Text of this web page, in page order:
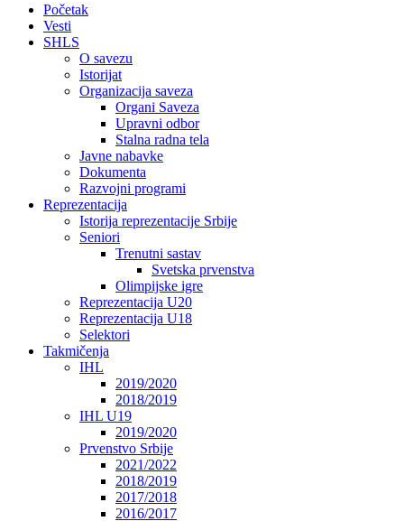
Početak
Vesti
SHLS
O savezu
Istorijat
Organizacija saveza
Organi Saveza
Upravni odbor
Stalna radna tela
Javne nabavke
Dokumenta
Razvojni programi
Reprezentacija
Istorija reprezentacije Srbije
Seniori
Trenutni sastav
Svetska prvenstva
Olimpijske igre
Reprezentacija U20
Reprezentacija U18
Selektori
Takmičenja
IHL
2019/2020
2018/2019
IHL U19
2019/2020
Prvenstvo Srbije
2021/2022
2018/2019
2017/2018
2016/2017